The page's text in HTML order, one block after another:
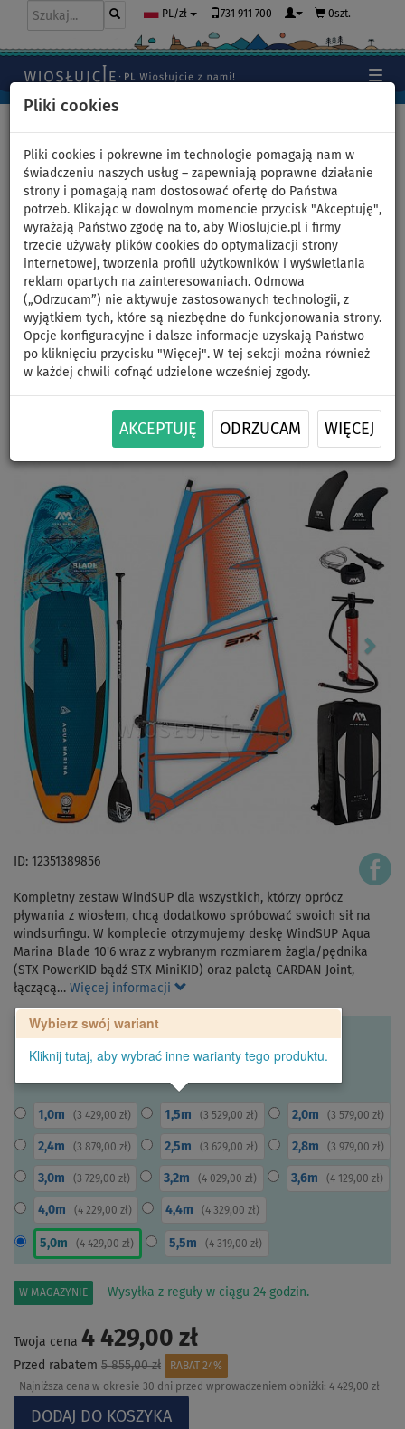
Pliki cookies
Pliki cookies i pokrewne im technologie pomagają nam w
świadczeniu naszych usług – zapewniają poprawne działanie
strony i pomagają nam dostosować ofertę do Państwa
potrzeb. Klikając w dowolnym momencie przycisk "Akceptuję",
wyrażają Państwo zgodę na to, aby Wioslujcie.pl i firmy
trzecie używały plików cookies do optymalizacji strony
internetowej, tworzenia profili użytkowników i wyświetlania
reklam opartych na zainteresowaniach. Odmowa
(„Odrzucam”) nie aktywuje zastosowanych technologii, z
wyjątkiem tych, które są niezbędne do funkcjonowania strony.
Opcje konfiguracyjne i dalsze informacje uzyskają Państwo
po kliknięciu przycisku "Więcej". W tej sekcji można również
w każdej chwili cofnąć udzielone wcześniej zgody.
AKCEPTUJĘ ODRZUCAM WIĘCEJ
PL/zł 731 911 700 0szt.
Zestaw WindSUP AQUA
MARINA BLADE 10'6 + pędnik -
pompowany paddleboard,
windsurfing - powierzchnia:
5,0m
DO
NASZ
SUPER
DO
150 kg
OPCJA
Next
ID: 12351389856
Kompletny zestaw WindSUP dla wszystkich, którzy oprócz
pływania z wiosłem, chcą dodatkowo spróbować swoich sił na
windsurfingu. W komplecie otrzymujemy deskę WindSUP Aqua
Marina Blade 10'6 wraz z wybranym rozmiarem żagla/pędnika
(STX PowerKID bądź STX MiniKID) oraz paletą CARDAN Joint,
łączącą… Więcej informacji
Wybierz swój wariant
Kliknij tutaj, aby wybrać inne warianty tego produktu.
1,0m ( 3 429,00 zł) 1,5m (3 529,00 zł) 2,0m ( 3 579,00 zł)
2,4m ( 3 879,00 zł) 2,5m (3 629,00 zł) 2,8m ( 3 979,00 zł)
3,0m ( 3 729,00 zł) 3,2m (4 029,00 zł) 3,6m ( 4 129,00 zł)
4,0m ( 4 229,00 zł) 4,4m (4 329,00 zł)
5,0m ( 4 429,00 zł) 5,5m (4 319,00 zł)
W MAGAZYNIE Wysyłka z reguły w ciągu 24 godzin.
Twoja cena 4 429,00 zł
Przed rabatem 5 855,00 zł
RABAT 24%
Najniższa cena w okresie 30 dni przed wprowadzeniem obniżki: 4 429,00 zł